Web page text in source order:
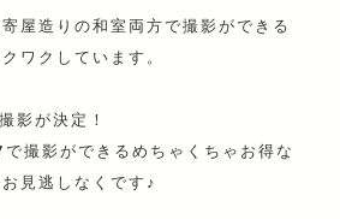
屋造りの和室両方で撮影ができる
ワクしています。
影が決定！
で撮影ができるめちゃくちゃお得な
見逃しなくです♪